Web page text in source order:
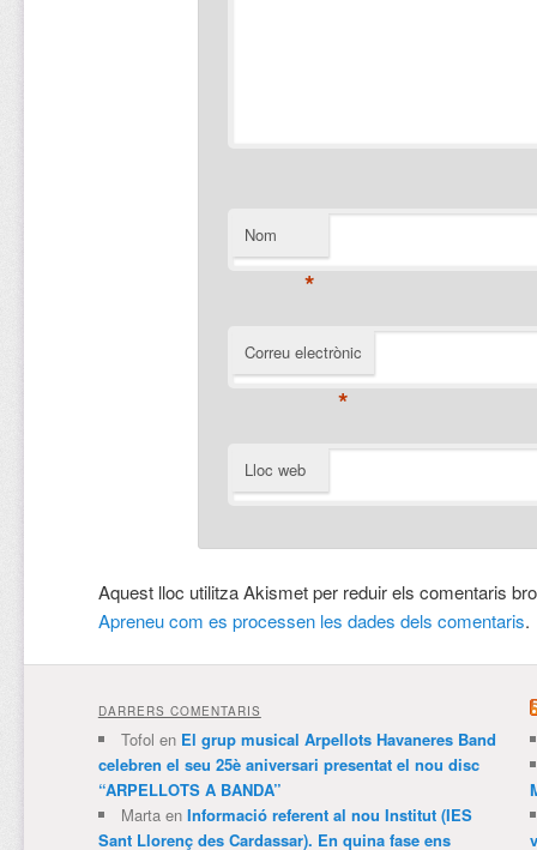
Nom
*
Correu electrònic
*
Lloc web
Aquest lloc utilitza Akismet per reduir els comentaris
Apreneu com es processen les dades dels comentaris.
DARRERS COMENTARIS
Tofol en El grup musical Arpellots Havaneres Band
celebren el seu 25è aniversari presentat el nou disc
“ARPELLOTS A BANDA”
Martaen Informació referent al nou Institut (IES
Sant Llorenç des Cardassar). En quina fase ens